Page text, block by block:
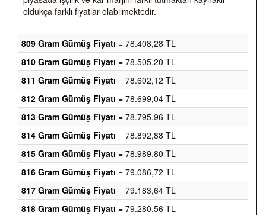
oldukça farklı fiyatlar olabilmektedir.
809 Gram Gümüş Fiyatı = 78.408,28 TL
810 Gram Gümüş Fiyatı = 78.505,20 TL
811 Gram Gümüş Fiyatı = 78.602,12 TL
812 Gram Gümüş Fiyatı = 78.699,04 TL
813 Gram Gümüş Fiyatı = 78.795,96 TL
814 Gram Gümüş Fiyatı = 78.892,88 TL
815 Gram Gümüş Fiyatı = 78.989,80 TL
816 Gram Gümüş Fiyatı = 79.086,72 TL
817 Gram Gümüş Fiyatı = 79.183,64 TL
818 Gram Gümüş Fiyatı = 79.280,56 TL